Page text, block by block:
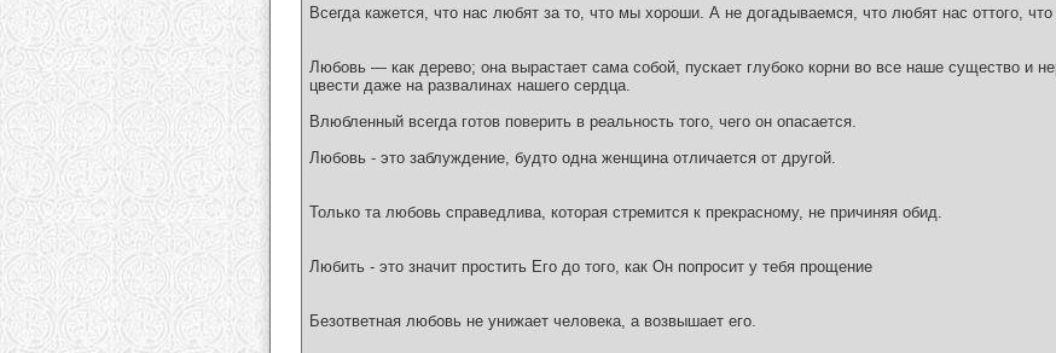
Всегда кажется, что нас любят за то, что мы хороши. А не догадываемся, что любят нас оттого,
Любовь — как дерево; она вырастает сама собой, пускает глубоко корни во все наше существо и
цвести даже на развалинах нашего сердца.
Влюбленный всегда готов поверить в реальность того, чего он опасается.
Любовь - это заблуждение, будто одна женщина отличается от другой.
Только та любовь справедлива, которая стремится к прекрасному, не причиняя обид.
Любить - это значит простить Его до того, как Он попросит у тебя прощение
Безответная любовь не унижает человека, а возвышает его.